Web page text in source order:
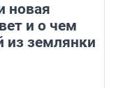
новая
и о чем
землянки